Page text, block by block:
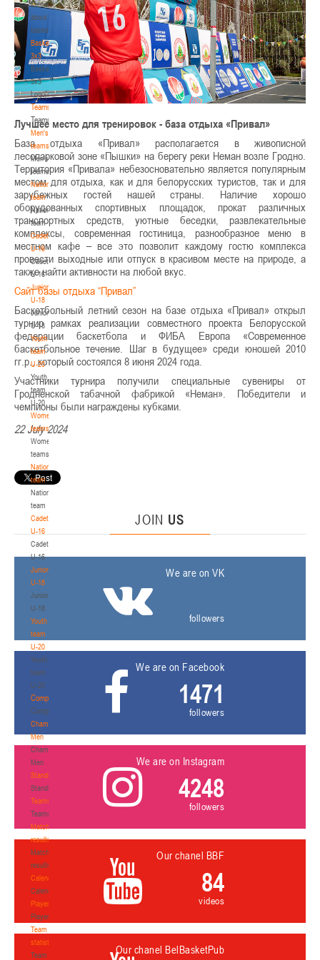
Media
about
basketball
Basketball
3x3
Basketball
3x3
Logo[modid=121]
Teams
Teams
Men's
teams
Men's
teams
National
team
National
team
Cadets
U-16
Cadets
U-16
Juniors
U-18
Juniors
U-18
Youth
team
U-20
Youth
team
U-20
Women's
teams
Women's
teams
National
team
National
team
Cadets
U-16
Cadets
U-16
Juniors
U-18
Juniors
U-18
Youth
team
U-20
Youth
team
U-20
Competition
Competition
Championship.
Men
Championship.
Men
Standings
Standings
Teams
Teams
Match
results
Match
results
Calendar
Calendar
Players
Players
Team
statistics
Team
Лучшее место для тренировок - база отдыха «Привал»
База отдыха «Привал» располагается в живописной
лесопарковой зоне «Пышки» на берегу реки Неман возле Гродно.
Территория «Привала» небезосновательно является популярным
местом для отдыха, как и для белорусских туристов, так и для
зарубежных гостей нашей страны. Наличие хорошо
оборудованных спортивных площадок, прокат различных
транспортных средств, уютные беседки, развлекательные
комплексы, современная гостиница, разнообразное меню в
местном кафе – все это позволит каждому гостю комплекса
провести выходные или отпуск в красивом месте на природе, а
также найти активности на любой вкус.
Сайт базы отдыха “Привал”
Баскетбольный летний сезон на базе отдыха «Привал» открыл
турнир рамках реализации совместного проекта Белорусской
федерации баскетбола и ФИБА Европа «Современное
баскетбольное течение. Шаг в будущее» среди юношей 2010
гг.р., который состоялся 8 июня 2024 года.
Участники турнира получили специальные сувениры от
Гродненской табачной фабрикой «Неман». Победители и
чемпионы были награждены кубками.
22 July 2024
JOIN US
We are on VK
followers
We are on Facebook
1471
followers
We are on Instagram
4248
followers
Our chanel BBF
84
videos
Our chanel BelBasketPub